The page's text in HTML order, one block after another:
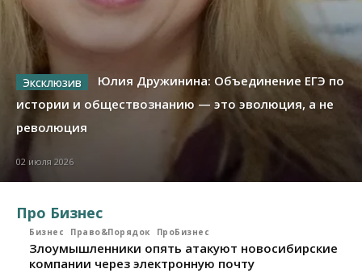
Юлия Дружинина: Объединение ЕГЭ по
истории и обществознанию — это эволюция, а не
революция
02 июля 2026
Про Бизнес
Бизнес Право&Порядок ПроБизнес
Злоумышленники опять атакуют новосибирские
компании через электронную почту